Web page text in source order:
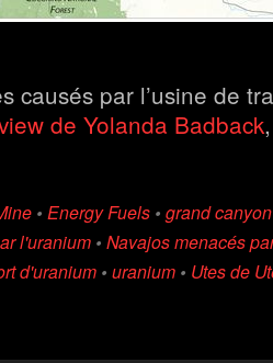
causés par l’usine de
de Yolanda Badback
• Energy Fuels • grand
l'uranium • Navajos menacés
d'uranium • uranium • Utes de